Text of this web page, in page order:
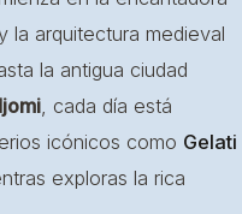
la arquitectura medieval
la antigua ciudad
, cada día está
icónicos como Gelati
exploras la rica